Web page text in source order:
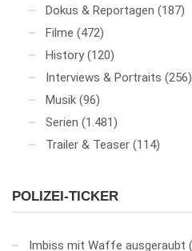
Dokus & Reportagen (187)
Filme (472)
History (120)
Interviews & Portraits (256)
Musik (96)
Serien (1.481)
Trailer & Teaser (114)
POLIZEI-TICKER
Imbiss mit Waffe ausgeraubt